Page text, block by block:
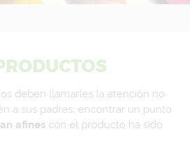
deben llamarles la atención no
a sus padres, encontrar un punto
afines con el producto ha sido